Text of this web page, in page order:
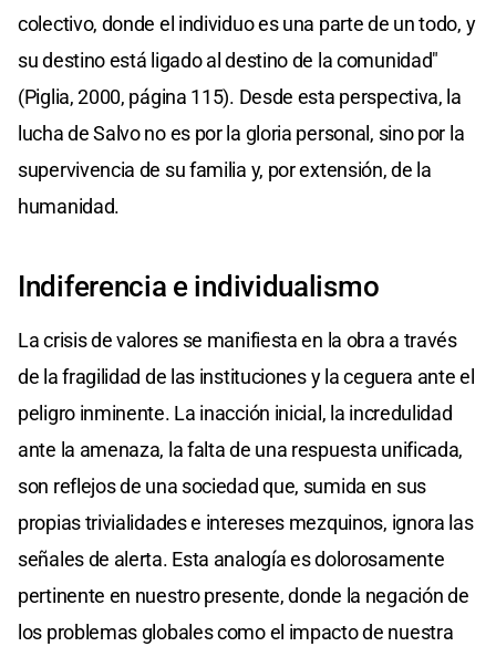
colectivo, donde el individuo es una parte de un todo, y
su destino está ligado al destino de la comunidad"
(Piglia, 2000, página 115). Desde esta perspectiva, la
lucha de Salvo no es por la gloria personal, sino por la
supervivencia de su familia y, por extensión, de la
humanidad.
Indiferencia e individualismo
La crisis de valores se manifiesta en la obra a través
de la fragilidad de las instituciones y la ceguera ante el
peligro inminente. La inacción inicial, la incredulidad
ante la amenaza, la falta de una respuesta unificada,
son reflejos de una sociedad que, sumida en sus
propias trivialidades e intereses mezquinos, ignora las
señales de alerta. Esta analogía es dolorosamente
pertinente en nuestro presente, donde la negación de
los problemas globales como el impacto de nuestra